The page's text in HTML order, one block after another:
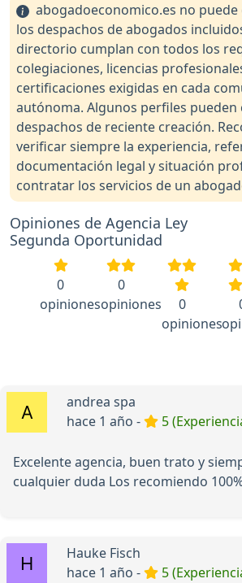
abogadoeconomico.es no
los despachos de abogados
directorio cumplan con todos los
colegiaciones, licencias
certificaciones exigidas en cada
autónoma. Algunos perfiles
despachos de reciente creación.
verificar siempre la experiencia,
documentación legal y situación
contratar los servicios de un
Opiniones de Agencia Ley
Segunda Oportunidad
0
opiniones
0
opiniones
0
opiniones
andrea spa
hace 1 año -
5
Excelente agencia, buen trato y
cualquier duda Los recomiendo
Hauke Fisch
hace 1 año -
5